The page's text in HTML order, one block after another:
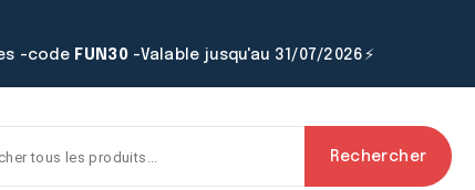
-code FUN30-Valable jusqu'au 31/07/2026⚡
Rechercher